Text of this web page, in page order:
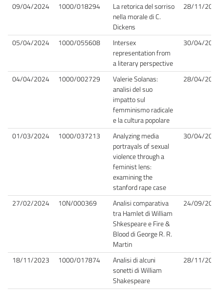
09/04/2024 1000/018294
La retorica del sorriso
nella morale di C.
Dickens
28/11/
05/04/2024 1000/055608
Intersex
representation from
a literary perspective
30/04/
04/04/2024 1000/002729
Valerie Solanas:
analisi del suo
impatto sul
femminismo radicale
e la cultura popolare
28/04/
01/03/2024 1000/037213
Analyzing media
portrayals of sexual
violence through a
feminist lens:
examining the
stanford rape case
30/04/
27/02/2024 10N/000369
Analisi comparativa
tra Hamlet di William
Shkespeare e Fire &
Blood di George R. R.
Martin
24/09/
18/11/2023 1000/017874
Analisi di alcuni
sonetti di William
Shakespeare
28/11/